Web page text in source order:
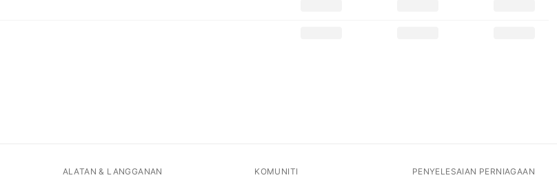
ALATAN & LANGGANAN KOMUNITI PENYELESAIAN PERNIAGAAN